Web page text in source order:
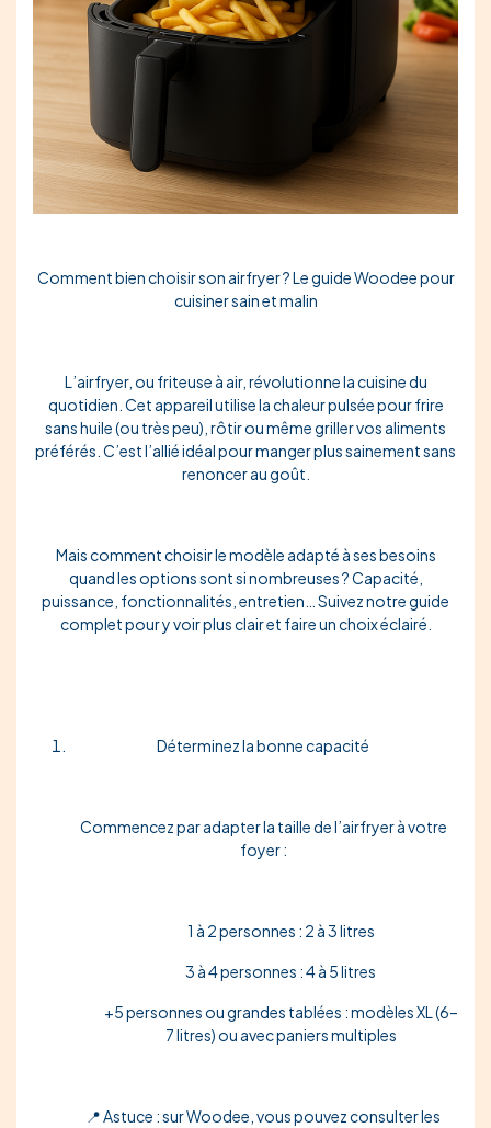
Comment bien choisir son airfryer ? Le guide Woodee pour
cuisiner sain et malin
L’airfryer, ou friteuse à air, révolutionne la cuisine du
quotidien. Cet appareil utilise la chaleur pulsée pour frire
sans huile (ou très peu), rôtir ou même griller vos aliments
préférés. C’est l’allié idéal pour manger plus sainement sans
renoncer au goût.
Mais comment choisir le modèle adapté à ses besoins
quand les options sont si nombreuses ? Capacité,
puissance, fonctionnalités, entretien… Suivez notre guide
complet pour y voir plus clair et faire un choix éclairé.
Déterminez la bonne capacité
Commencez par adapter la taille de l’airfryer à votre
foyer :
1 à 2 personnes : 2 à 3 litres
3 à 4 personnes : 4 à 5 litres
+5 personnes ou grandes tablées : modèles XL (6–
7 litres) ou avec paniers multiples
📍 Astuce : sur Woodee, vous pouvez consulter les